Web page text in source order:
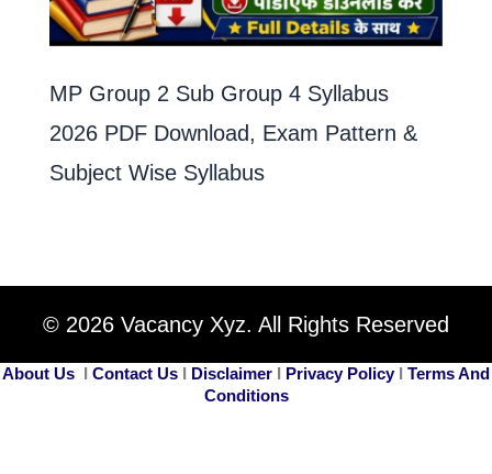
MP Group 2 Sub Group 4 Syllabus
2026 PDF Download, Exam Pattern &
Subject Wise Syllabus
© 2026 Vacancy Xyz. All Rights Reserved
About Us I Contact Us I Disclaimer I Privacy PolicyI Terms And
Conditions